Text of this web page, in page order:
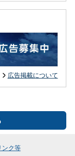
広告掲載について
ク等